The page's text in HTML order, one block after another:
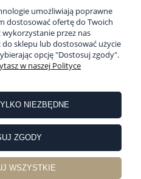
I DOSTAWA
Partyzancka 10, 63-400 Ostrów
umożliwiają poprawne
dostosować ofertę do Twoich
przez nas
sklepu lub dostosować użycie
opcję "Dostosuj zgody".
w naszej Polityce
NIEZBĘDNE
ZGODY
WSZYSTKIE